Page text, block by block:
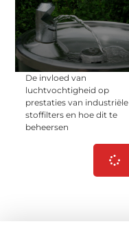
De invloed van
luchtvochtigheid op
prestaties van industriële
stoffilters en hoe dit te
beheersen